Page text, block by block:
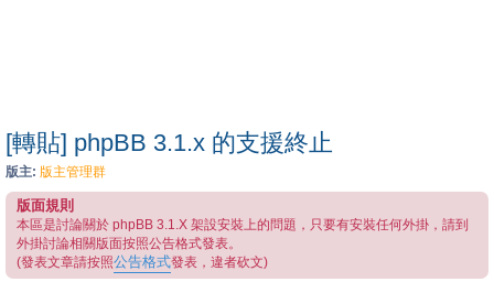
[轉貼] phpBB 3.1.x 的支援終止
版主: 版主管理群
版面規則
本區是討論關於 phpBB 3.1.X 架設安裝上的問題，只要有安裝任何外掛，請到
外掛討論相關版面按照公告格式發表。
(發表文章請按照公告格式發表，違者砍文)